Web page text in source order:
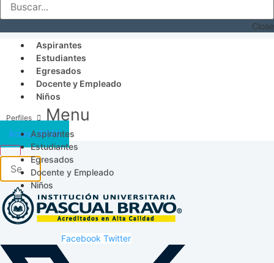
Close
Aspirantes
Estudiantes
Egresados
Docente y Empleado
Niños
Menu
Aspirantes
Estudiantes
Egresados
Docente y Empleado
Niños
Acceso SICAU
Facebook Twitter